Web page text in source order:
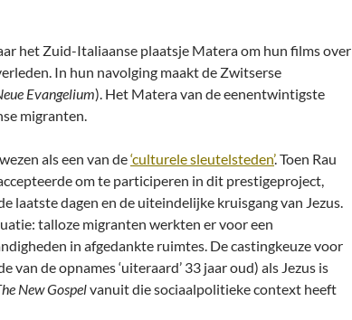
het Zuid-Italiaanse plaatsje Matera om hun films over
In hun navolging maakt de Zwitserse
Evangelium). Het Matera van de eenentwintigste
migranten.
als een van de‘culturele sleutelsteden’. Toen Rau
om te participeren in dit prestigeproject,
laatste dagen en de uiteindelijke kruisgang van Jezus.
talloze migranten werkten er voor een
in afgedankte ruimtes. De castingkeuze voor
de opnames ‘uiteraard’ 33 jaar oud) als Jezus is
New Gospelvanuit die sociaalpolitieke context heeft